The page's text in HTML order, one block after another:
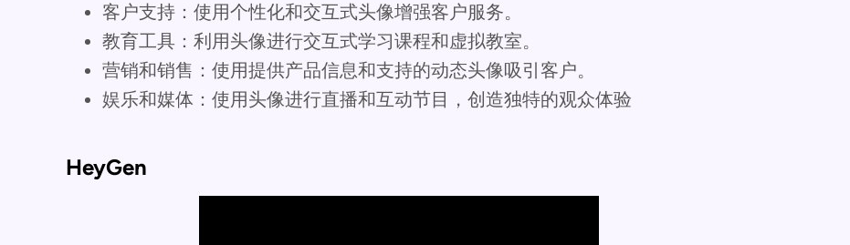
客户支持：使用个性化和交互式头像增强客户服务。
教育工具：利用头像进行交互式学习课程和虚拟教室。
营销和销售：使用提供产品信息和支持的动态头像吸引客户。
娱乐和媒体：使用头像进行直播和互动节目，创造独特的观众体验
HeyGen